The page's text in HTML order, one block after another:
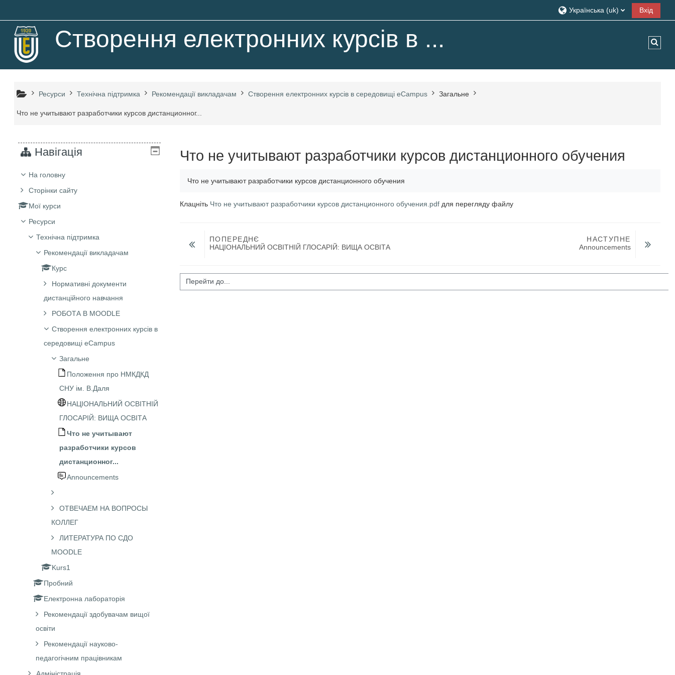
Українська ‎(uk)‎
Вхід
Створення електронних курсів в ...
Ресурси Технічна підтримка Рекомендації викладачам Створення електронних курсів в середовищі eCampus Загальне
Что не учитывают разработчики курсов дистанционног...
Что не учитывают разработчики курсов дистанционного обучения
Что не учитывают разработчики курсов дистанционного обучения
Клацніть Что не учитывают разработчики курсов дистанционного обучения.pdfдля перегляду файлу
ПОПЕРЕДНЄ
НАЦІОНАЛЬНИЙ ОСВІТНІЙ ГЛОСАРІЙ: ВИЩА ОСВІТА
НАСТУПНЕ
Announcements
Перейти до...
Навігація
На головну
Сторінки сайту
Мої курси
Ресурси
Технічна підтримка
Рекомендації викладачам
Курс
Нормативні документи
дистанційного навчання
РОБОТА В MOODLE
Створення електронних курсів в
середовищі eCampus
Загальне
Положення про НМКДКД
СНУ ім. В.Даля
НАЦІОНАЛЬНИЙ ОСВІТНІЙ
ГЛОСАРІЙ: ВИЩА ОСВІТА
Что не учитывают
разработчики курсов
дистанционног...
Announcements
ОТВЕЧАЕМ НА ВОПРОСЫ
КОЛЛЕГ
ЛИТЕРАТУРА ПО СДО
MOODLE
Kurs1
Пробний
Електронна лабораторія
Рекомендації здобувачам вищої
освіти
Рекомендації науково-
педагогічним працівникам